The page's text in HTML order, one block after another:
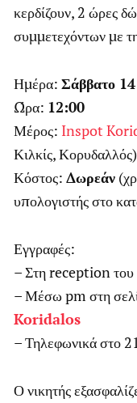
κερδίζουν, 2 ώρες
συμμετεχόντων με
Ημέρα: Σάββατο
Ώρα: 12:00
Μέρος: Inspot
Κιλκίς, Κορυδαλλός)
Κόστος: Δωρεάν
υπολογιστής στο
Εγγραφές:
– Στη reception του
– Μέσω pm στη
Koridalos
– Τηλεφωνικά στο
Ο νικητής